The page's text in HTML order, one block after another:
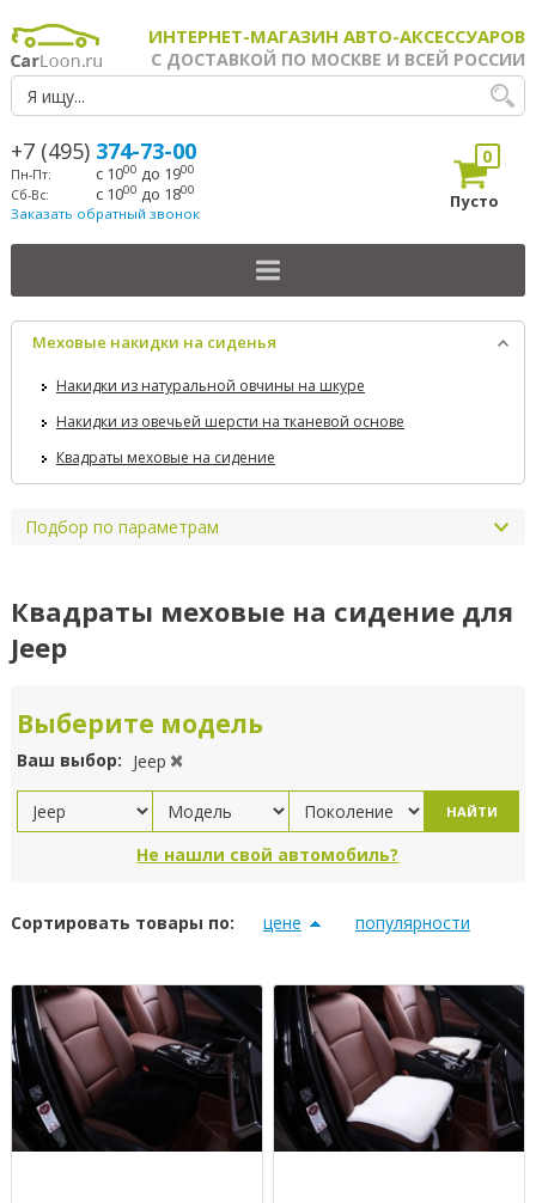
ИНТЕРНЕТ-МАГАЗИН АВТО-АКСЕССУАРОВ
С ДОСТАВКОЙ ПО МОСКВЕ И ВСЕЙ РОССИИ
+7 (495) 374-73-00
Пн-Пт: с 1000 до 1900
Сб-Вс: с 1000 до 1800
Заказать обратный звонок
0
Пусто
Меховые накидки на сиденья
Накидки из натуральной овчины на шкуре
Накидки из овечьей шерсти на тканевой основе
Квадраты меховые на сидение
Подбор по параметрам
Квадраты меховые на сидение для
Jeep
Выберите модель
Ваш выбор: Jeep
НАЙТИ
Не нашли свой автомобиль?
Сортировать товары по: цене популярности